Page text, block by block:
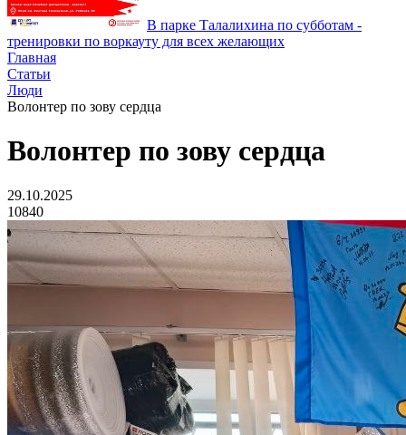
В парке Талалихина по субботам -
тренировки по воркауту для всех желающих
Главная
Статьи
Люди
Волонтер по зову сердца
Волонтер по зову сердца
29.10.2025
10840